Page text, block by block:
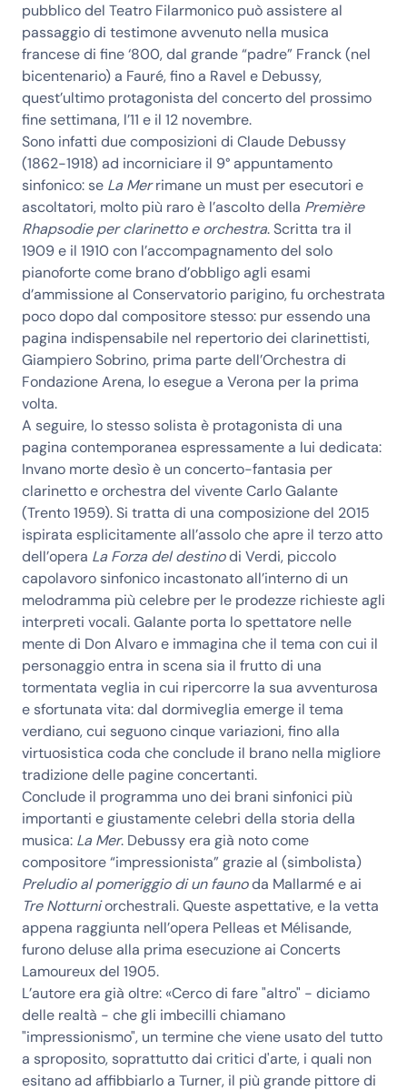
pubblico del Teatro Filarmonico può assistere al
passaggio di testimone avvenuto nella musica
francese di fine ‘800, dal grande “padre” Franck (nel
bicentenario) a Fauré, fino a Ravel e Debussy,
quest’ultimo protagonista del concerto del prossimo
fine settimana, l’11 e il 12 novembre.
Sono infatti due composizioni di Claude Debussy
(1862-1918) ad incorniciare il 9° appuntamento
sinfonico: se La Merrimane un must per esecutori e
ascoltatori, molto più raro è l’ascolto della Première
Rhapsodie per clarinetto e orchestra. Scritta tra il
1909 e il 1910 con l’accompagnamento del solo
pianoforte come brano d’obbligo agli esami
d’ammissione al Conservatorio parigino, fu orchestrata
poco dopo dal compositore stesso: pur essendo una
pagina indispensabile nel repertorio dei clarinettisti,
Giampiero Sobrino, prima parte dell’Orchestra di
Fondazione Arena, lo esegue a Verona per la prima
volta.
A seguire, lo stesso solista è protagonista di una
pagina contemporanea espressamente a lui dedicata:
Invano morte desìoè un concerto-fantasia per
clarinetto e orchestra del viventeCarlo Galante
(Trento 1959). Si tratta di una composizione del 2015
ispirata esplicitamente all’assolo che apre il terzo atto
dell’opera La Forza del destinodi Verdi, piccolo
capolavoro sinfonico incastonato all’interno di un
melodramma più celebre per le prodezze richieste agli
interpreti vocali. Galante porta lo spettatore nelle
mente di Don Alvaro e immagina che il tema con cui il
personaggio entra in scena sia il frutto di una
tormentata veglia in cui ripercorre la sua avventurosa
e sfortunata vita: dal dormiveglia emerge il tema
verdiano, cui seguono cinque variazioni, fino alla
virtuosistica coda che conclude il brano nella migliore
tradizione delle pagine concertanti.
Conclude il programma uno dei brani sinfonici più
importanti e giustamente celebri della storia della
musica: La Mer. Debussy era già noto come
compositore “impressionista” grazie al (simbolista)
Preludio al pomeriggio di un faunoda Mallarmé e ai
Tre Notturniorchestrali. Queste aspettative, e la vetta
appena raggiunta nell’opera Pelleas et Mélisande,
furono deluse alla prima esecuzione ai Concerts
Lamoureux del 1905.
L’autore era già oltre: «Cerco di fare "altro" - diciamo
delle realtà - che gli imbecilli chiamano
"impressionismo", un termine che viene usato del tutto
a sproposito, soprattutto dai critici d'arte, i quali non
esitano ad affibbiarlo a Turner, il più grande pittore di